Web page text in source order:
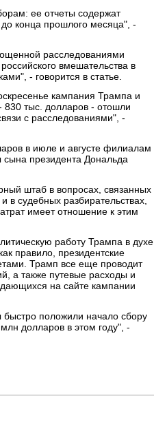
ее отчеты содержат
конца прошлого месяца", -
расследованиями
вмешательства в
- говорится в статье.
кампания Трампа и
830 тыс. долларов - отошли
с расследованиями", -
в июле и августе филиалам
президента Дональда
штаб в вопросах, связанных
судебных разбирательствах,
имеет отношение к этим
работу Трампа в духе
правило, президентские
Трамп все еще проводит
а также путевые расходы и
на сайте кампании
положили начало сбору
долларов в этом году", -